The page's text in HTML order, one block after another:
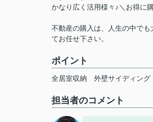
かなり広く活用様々♪＼お得に
不動産の購入は、人生の中で
てお任せ下さい。
ポイント
全居室収納 外壁サイディング
担当者のコメント